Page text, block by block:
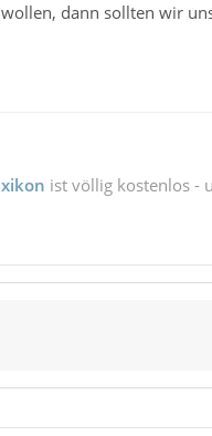
dann sollten wir
ist völlig kostenlos -